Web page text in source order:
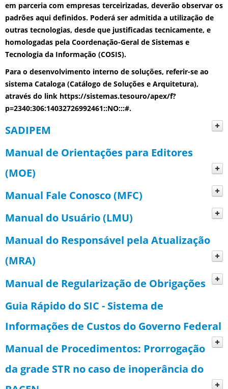
em parceria com empresas terceirizadas, deverão observar os
padrões aqui definidos. Poderá ser admitida a utilização de
outras tecnologias, desde que justificadas tecnicamente, e
homologadas pela Coordenação-Geral de Sistemas e
Tecnologia da Informação (COSIS).
Para o desenvolvimento interno de soluções, referir-se ao
sistema Cataloga (Catálogo de Soluções e Arquitetura),
através do link https://sistemas.tesouro/apex/f?
p=2340:306:14032726992461::NO:::#.
SADIPEM
Ajudas de tela
Pedido de Verificação de Limites e
Condições - PVL
Consultar PVL
Consultar PVL - Abas
Arquivamento de processos
Administração
Geral
Consultar CDP
Consultar CDP - Abas
Manual de Orientações para Editores
(MOE)
Manual Fale Conosco (MFC)
Manual do Usuário (LMU)
Manual do Responsável pela Atualização
(MRA)
Manual de Regularização de Obrigações
Guia Rápido do SIC - Sistema de
Informações de Custos do Governo Federal
Manual de Procedimentos: Prorrogação
da grade STR no caso de inoperância do